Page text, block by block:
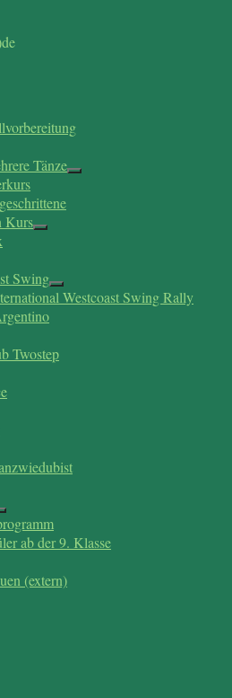
Tänze
Kurs
Swing
Westcoast Swing Rally
Twostep
ab der 9. Klasse
(extern)